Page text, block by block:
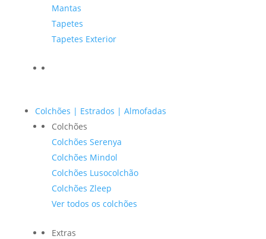
Mantas
Tapetes
Tapetes Exterior
Colchões | Estrados | Almofadas
Colchões
Colchões Serenya
Colchões Mindol
Colchões Lusocolchão
Colchões Zleep
Ver todos os colchões
Extras